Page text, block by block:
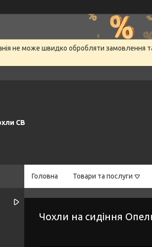
не може швидко обробляти замовлення
СВ
Головна Товари та послуги
Чохли на сидіння